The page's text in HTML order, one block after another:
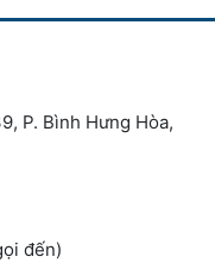
P. Bình Hưng Hòa,
đến)